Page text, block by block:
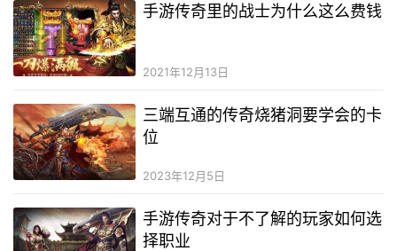
手游传奇里的战士为什么这么费钱
2021年12月13日
三端互通的传奇烧猪洞要学会的卡
位
2023年12月5日
手游传奇对于不了解的玩家如何选
择职业